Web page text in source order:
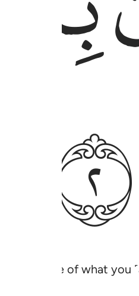
ﱝ
All-Aware of what you